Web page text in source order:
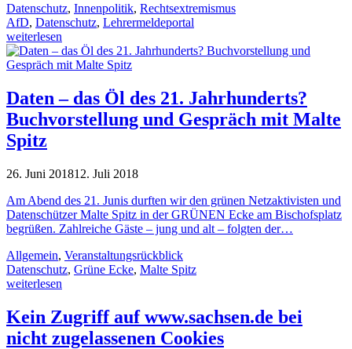
Datenschutz, Innenpolitik, Rechtsextremismus
AfD, Datenschutz, Lehrermeldeportal
weiterlesen
Daten – das Öl des 21. Jahrhunderts?
Buchvorstellung und Gespräch mit Malte
Spitz
26. Juni 201812. Juli 2018
Am Abend des 21. Junis durften wir den grünen Netzaktivisten und
Datenschützer Malte Spitz in der GRÜNEN Ecke am Bischofsplatz
begrüßen. Zahlreiche Gäste – jung und alt – folgten der…
Allgemein, Veranstaltungsrückblick
Datenschutz, Grüne Ecke, Malte Spitz
weiterlesen
Kein Zugriff auf www.sachsen.de bei
nicht zugelassenen Cookies